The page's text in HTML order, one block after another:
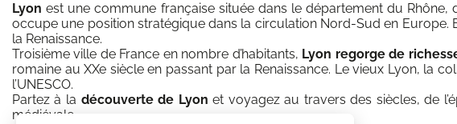
Lyon est une commune française située dans le département du
occupe une position stratégique dans la circulation Nord-Sud en Europe.
la Renaissance.
Troisième ville de France en nombre d’habitants, Lyon regorge de
romaine au XXe siècle en passant par la Renaissance. Le vieux Lyon, la
l’UNESCO.
Partez à la découverte de Lyon et voyagez au travers des siècles, de
médiévale.